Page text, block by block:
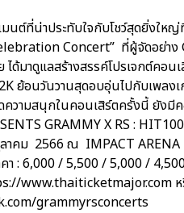
นต์ที่น่าประทับใจกับโชว์สุดยิ่งให
Concert” ที่ผู้จัดอย่า
ได้มาดูแลสร้างสรรค์โปรเจกต์คอ
ย้อนวันวานสุดอบอุ่นไปกับเพล
ความสนุกในคอนเสิร์ตครั้งนี้ ยัง
GRAMMY X RS :
าคม 2566 ณ IMPACT ARENA
า : 6,000 / 5,500 / 5,000 /
www.thaiticketmajor.com ห
grammyrsconcerts